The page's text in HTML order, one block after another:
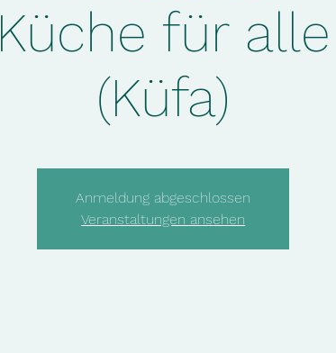
Küche für alle
(Küfa)
Anmeldung abgeschlossen
Veranstaltungen ansehen